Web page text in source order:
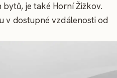
je také Horní Žižkov.
v dostupné vzdálenosti od